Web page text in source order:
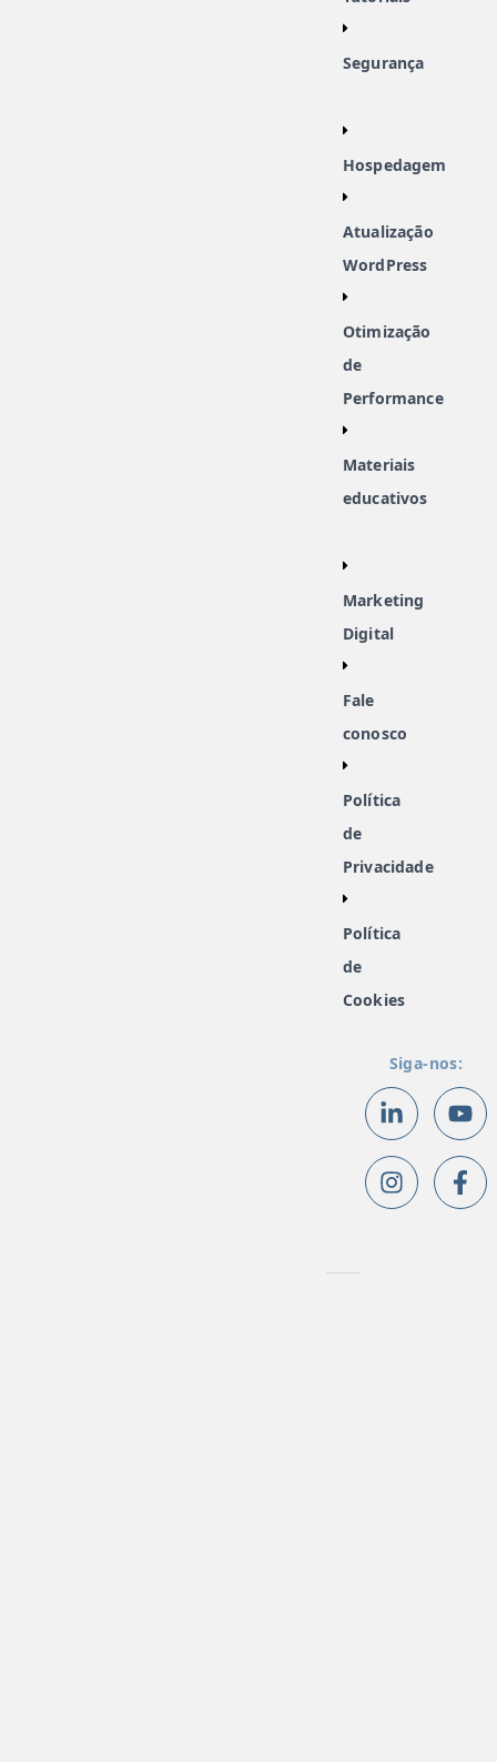
Segurança
Hospedagem
Atualização
WordPress
Otimização
de
Performance
Materiais
educativos
Marketing
Digital
Fale
conosco
Política
de
Privacidade
Política
de
Cookies
Siga-nos: